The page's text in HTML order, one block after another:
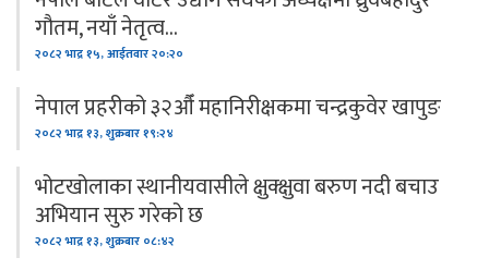
गौतम, नयाँ नेतृत्व…
२०८२ भाद्र १५, आईतवार २०:२०
नेपाल प्रहरीको ३२औँ महानिरीक्षकमा चन्द्रकुवेर खापुङ
२०८२ भाद्र १३, शुक्रबार १९:२४
भोटखोलाका स्थानीयवासीले क्षुक्क्षुवा बरुण नदी बचाउ
अभियान सुरु गरेको छ
२०८२ भाद्र १३, शुक्रबार ०८:४२